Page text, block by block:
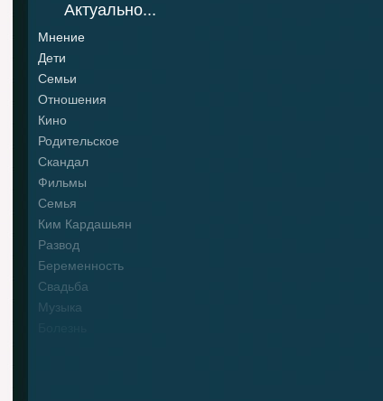
Актуально...
Мнение
Дети
Семьи
Отношения
Кино
Родительское
Скандал
Фильмы
Семья
Ким Кардашьян
Развод
Беременность
Свадьба
Музыка